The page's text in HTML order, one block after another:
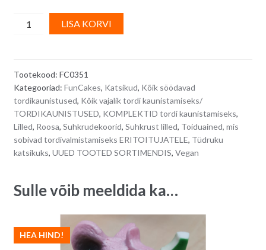
FunCakes
suhkrudekoorid,
valgetest
pärlitest
südamikuga
-
12
tk
LISA KORVI
n
a
t
i
v
:
Tootekood: FC0351
Kategooriad: FunCakes, Katsikud, Kõik söödavad
tordikaunistused, Kõik vajalik tordi kaunistamiseks/
TORDIKAUNISTUSED, KOMPLEKTID tordi kaunistamiseks,
Lilled, Roosa, Suhkrudekoorid, Suhkrust lilled, Toiduained, mis
sobivad tordivalmistamiseks ERITOITUJATELE, Tüdruku
katsikuks, UUED TOOTED SORTIMENDIS, Vegan
Sulle võib meeldida ka…
HEA HIND!